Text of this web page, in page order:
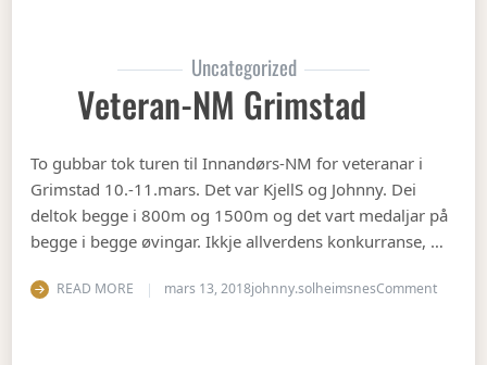
Uncategorized
Veteran-NM Grimstad
To gubbar tok turen til Innandørs-NM for veteranar i
Grimstad 10.-11.mars. Det var KjellS og Johnny. Dei
deltok begge i 800m og 1500m og det vart medaljar på
begge i begge øvingar. Ikkje allverdens konkurranse, …
READ MORE mars 13, 2018johnny.solheimsnesCommenton